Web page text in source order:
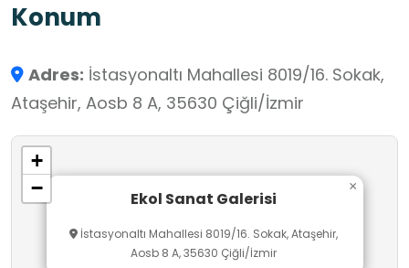
Konum
Adres: İstasyonaltı Mahallesi 8019/16. Sokak,
Ataşehir, Aosb 8 A, 35630 Çiğli/İzmir
Ekol Sanat Galerisi
İstasyonaltı Mahallesi 8019/16. Sokak, Ataşehir,
Aosb 8 A, 35630 Çiğli/İzmir
×
+
−